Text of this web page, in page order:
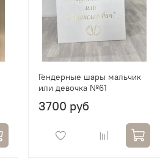
Гендерные шары мальчик
или девочка №61
3700 руб